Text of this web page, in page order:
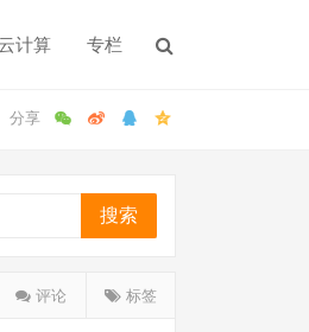
云计算 专栏
搜索
评论 标签